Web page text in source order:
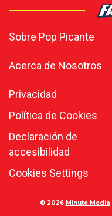
Sobre Pop Picante
Acerca de Nosotros
Privacidad
Política de Cookies
Declaración de
accesibilidad
Cookies Settings
© 2026 Minute Media